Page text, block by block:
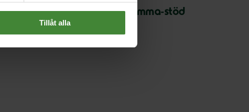
Tillåt alla
Regeringen inför ladda-hemma-stöd